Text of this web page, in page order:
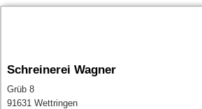
Schreinerei Wagner
Grüb 8
91631 Wettringen